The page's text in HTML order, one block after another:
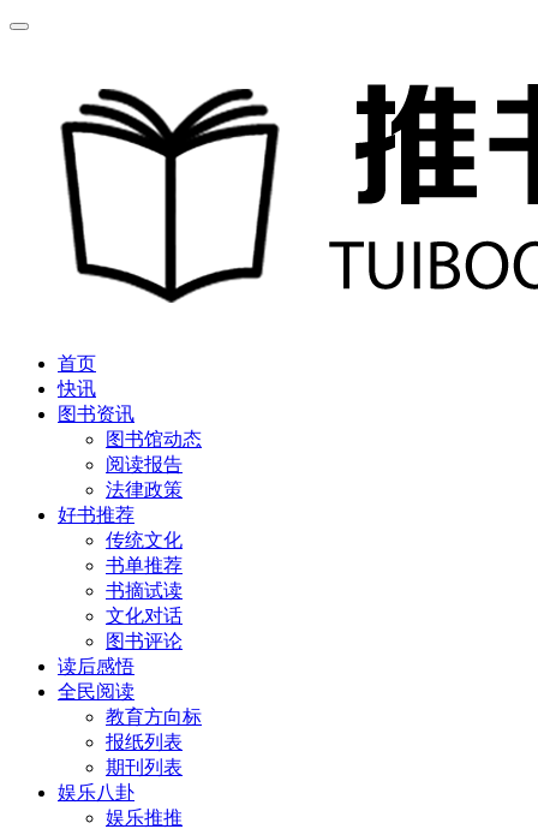
首页
快讯
图书资讯
图书馆动态
阅读报告
法律政策
好书推荐
传统文化
书单推荐
书摘试读
文化对话
图书评论
读后感悟
全民阅读
教育方向标
报纸列表
期刊列表
娱乐八卦
娱乐推推